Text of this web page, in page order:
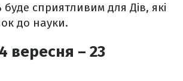
сприятливим для Дів, які
до науки.
вересня – 23